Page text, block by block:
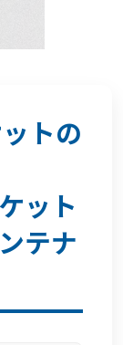
トの
ット
テナ